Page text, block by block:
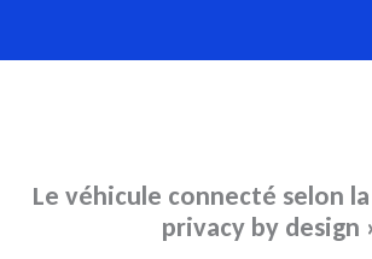
au
Le véhicule connecté selon
privacy by design